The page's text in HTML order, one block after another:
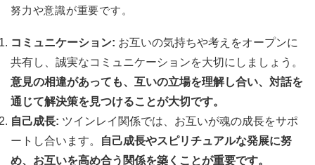
努力や意識が重要です。
コミュニケーション: お互いの気持ちや考えをオープンに
共有し、誠実なコミュニケーションを大切にしましょう。
意見の相違があっても、互いの立場を理解し合い、対話を
通じて解決策を見つけることが大切です。
自己成長: ツインレイ関係では、お互いが魂の成長をサポ
ートし合います。
自己成長やスピリチュアルな発展に努
め、お互いを高め合う関係を築くことが重要です。